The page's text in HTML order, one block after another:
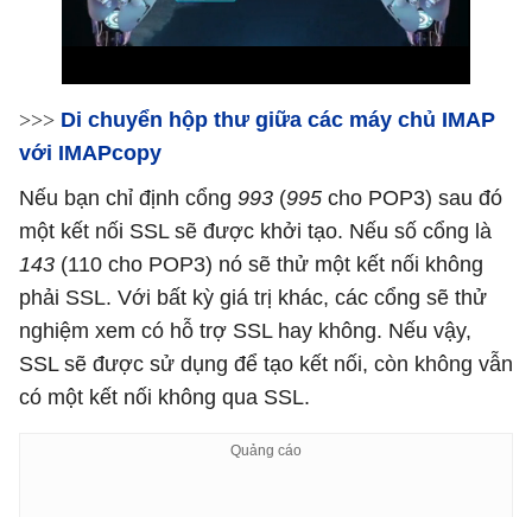
>>> Di chuyển hộp thư giữa các máy chủ IMAP
với IMAPcopy
Nếu bạn chỉ định cổng 993 (995 cho POP3) sau đó
một kết nối SSL sẽ được khởi tạo. Nếu số cổng là
143 (110 cho POP3) nó sẽ thử một kết nối không
phải SSL. Với bất kỳ giá trị khác, các cổng sẽ thử
nghiệm xem có hỗ trợ SSL hay không. Nếu vậy,
SSL sẽ được sử dụng để tạo kết nối, còn không vẫn
có một kết nối không qua SSL.